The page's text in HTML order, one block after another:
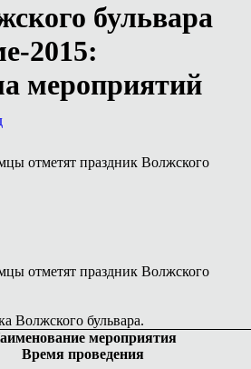
бульвара
2015:
мероприятий
отметят праздник Волжского
отметят праздник Волжского
Волжского бульвара.
мероприятия
Время проведения